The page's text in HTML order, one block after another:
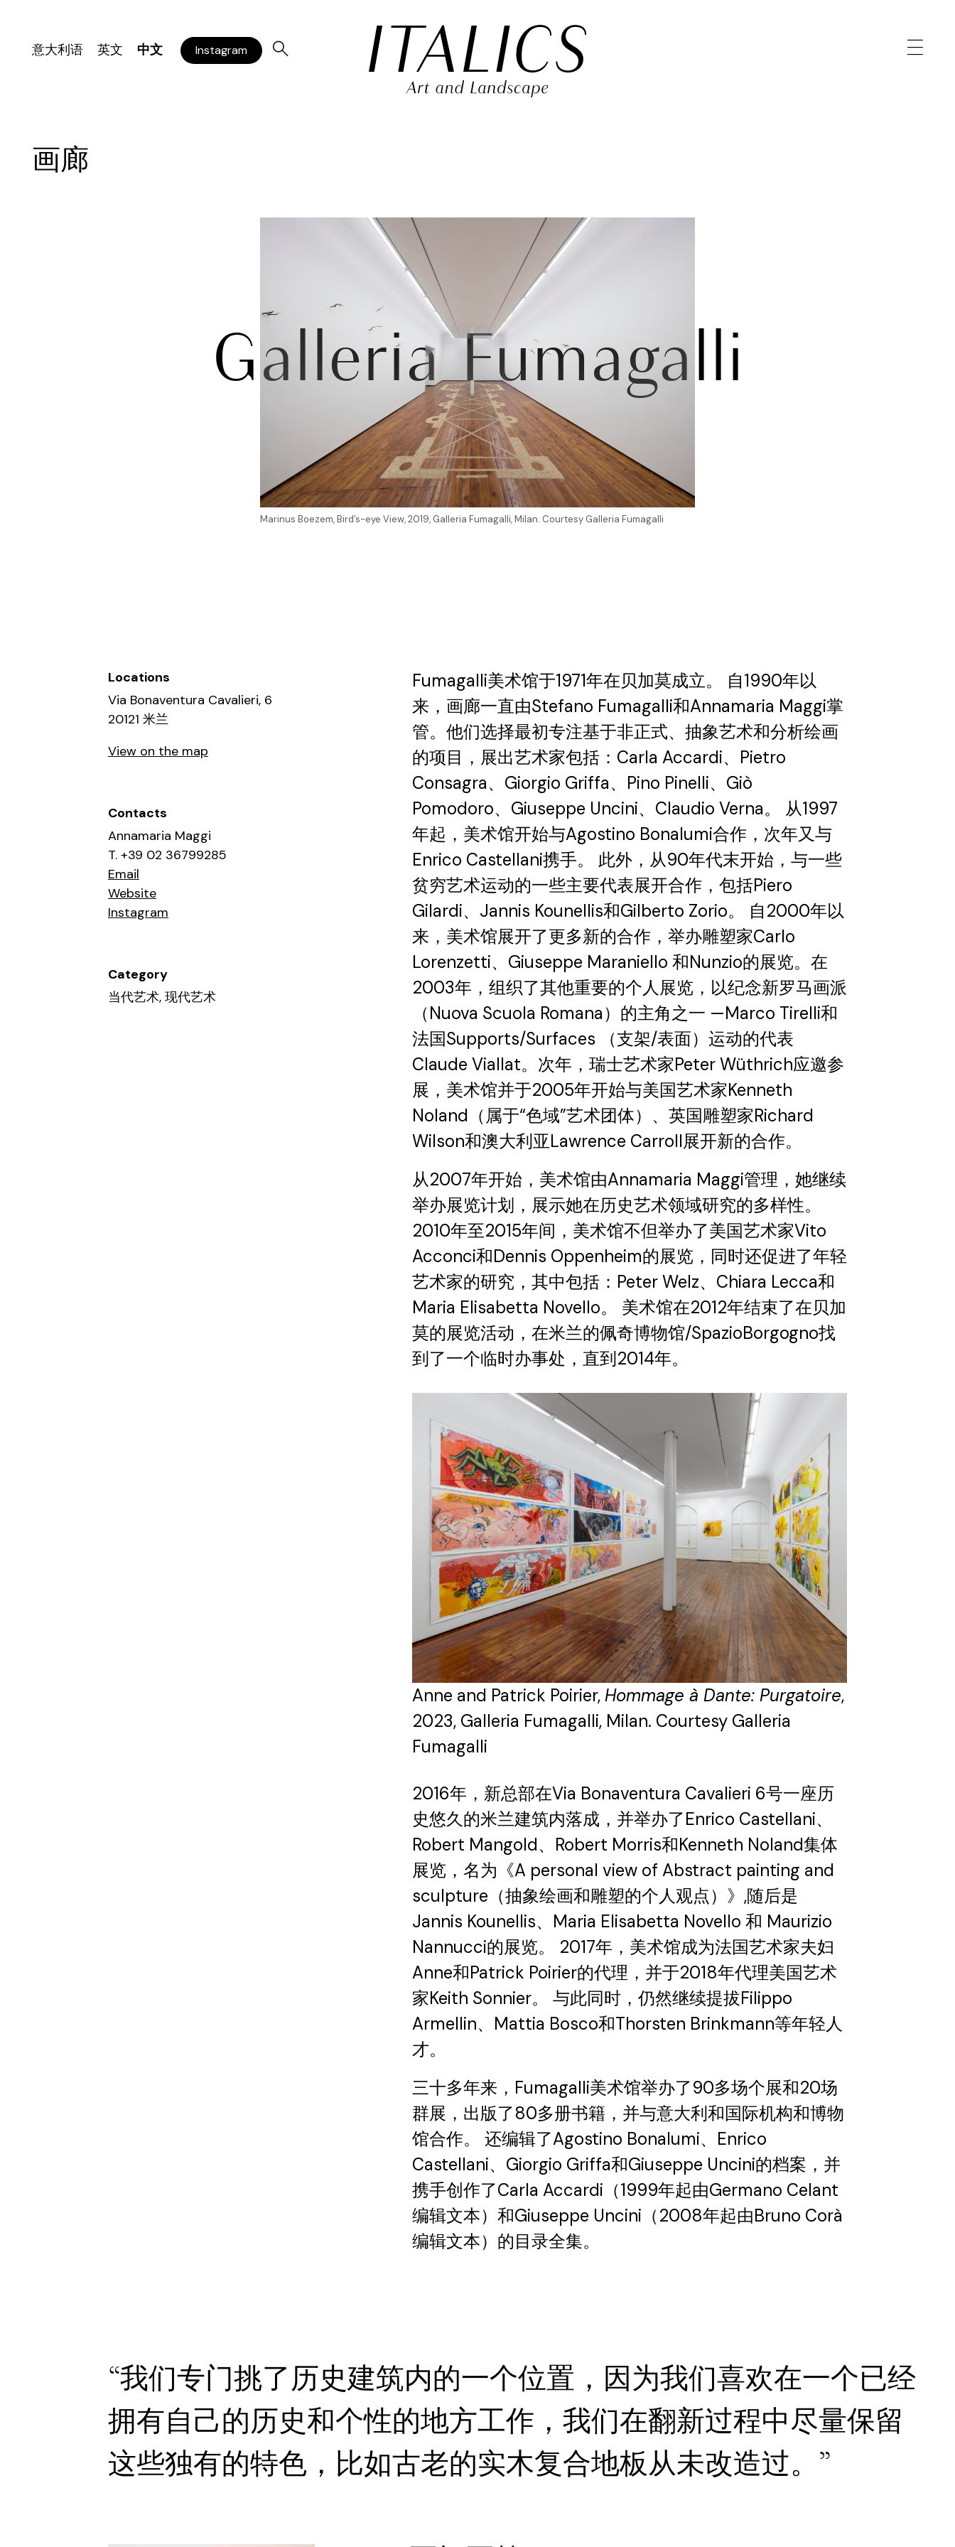
意大利语 英文 中文 Instagram
画廊
Galleria Fumagalli
Marinus Boezem, Bird’s-eye View, 2019, Galleria Fumagalli, Milan. Courtesy Galleria Fumagalli
Locations
Via Bonaventura Cavalieri, 6
20121 米兰
View on the map
Contacts
Annamaria Maggi
T. +39 02 36799285
Email
Website
Instagram
Category
当代艺术, 现代艺术
Fumagalli美术馆于1971年在贝加莫成立。 自1990年以
来，画廊一直由Stefano Fumagalli和Annamaria Maggi掌
管。他们选择最初专注基于非正式、抽象艺术和分析绘画
的项目，展出艺术家包括：Carla Accardi、Pietro
Consagra、Giorgio Griffa、Pino Pinelli、Giò
Pomodoro、Giuseppe Uncini、Claudio Verna。 从1997
年起，美术馆开始与Agostino Bonalumi合作，次年又与
Enrico Castellani携手。 此外，从90年代末开始，与一些
贫穷艺术运动的一些主要代表展开合作，包括Piero
Gilardi、Jannis Kounellis和Gilberto Zorio。 自2000年以
来，美术馆展开了更多新的合作，举办雕塑家Carlo
Lorenzetti、Giuseppe Maraniello 和Nunzio的展览。在
2003年，组织了其他重要的个人展览，以纪念新罗马画派
（Nuova Scuola Romana）的主角之一 —Marco Tirelli和
法国Supports/Sur​​faces （支架/表面）运动的代表
Claude Viallat。次年，瑞士艺术家Peter Wüthrich应邀参
展，美术馆并于2005年开始与美国艺术家Kenneth
Noland（属于“色域”艺术团体）、英国雕塑家Richard
Wilson和澳大利亚Lawrence Carroll展开新的合作。
从2007年开始，美术馆由Annamaria Maggi管理，她继续
举办展览计划，展示她在历史艺术领域研究的多样性。
2010年至2015年间，美术馆不但举办了美国艺术家Vito
Acconci和Dennis Oppenheim的展览，同时还促进了年轻
艺术家的研究，其中包括：Peter Welz、Chiara Lecca和
Maria Elisabetta Novello。 美术馆在2012年结束了在贝加
莫的展览活动，在米兰的佩奇博物馆/SpazioBorgogno找
到了一个临时办事处，直到2014年。
Anne and Patrick Poirier,Hommage à Dante: Purgatoire,
2023, Galleria Fumagalli, Milan. Courtesy Galleria
Fumagalli
2016年，新总部在Via Bonaventura Cavalieri 6号一座历
史悠久的米兰建筑内落成，并举办了Enrico Castellani、
Robert Mangold、Robert Morris和Kenneth Noland集体
展览，名为《A personal view of Abstract painting and
sculpture（抽象绘画和雕塑的个人观点）》,随后是
Jannis Kounellis、Maria Elisabetta Novello 和 Maurizio
Nannucci的展览。 2017年，美术馆成为法国艺术家夫妇
Anne和Patrick Poirier的代理，并于2018年代理美国艺术
家Keith Sonnier。 与此同时，仍然继续提拔Filippo
Armellin、Mattia Bosco和Thorsten Brinkmann等年轻人
才。
三十多年来，Fumagalli美术馆举办了90多场个展和20场
群展，出版了80多册书籍，并与意大利和国际机构和博物
馆合作。 还编辑了Agostino Bonalumi、Enrico
Castellani、Giorgio Griffa和Giuseppe Uncini的档案，并
携手创作了Carla Accardi（1999年起由Germano Celant
编辑文本）和Giuseppe Uncini（2008年起由Bruno Corà
编辑文本）的目录全集。
“我们专门挑了历史建筑内的一个位置，因为我们喜欢在一个已经
拥有自己的历史和个性的地方工作，我们在翻新过程中尽量保留
这些独有的特色，比如古老的实木复合地板从未改造过。”